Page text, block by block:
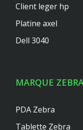
Client leger hp
Platine axel
Dell 3040
MARQUE
PDA Zebra
Tablette Zebra